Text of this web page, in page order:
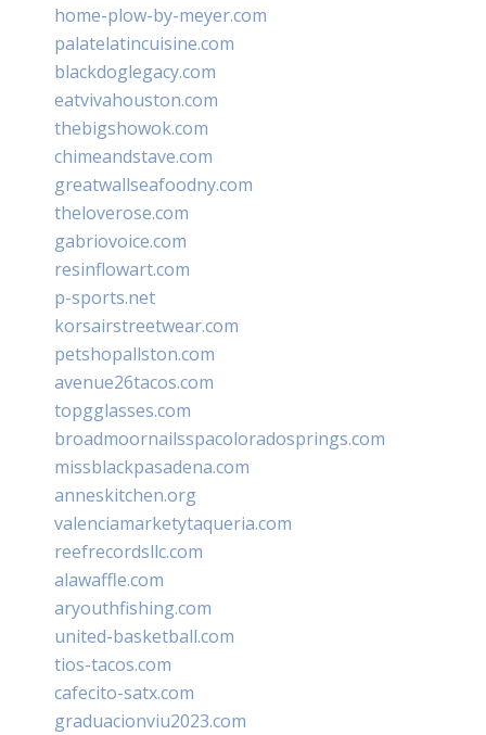
home-plow-by-meyer.com
palatelatincuisine.com
blackdoglegacy.com
eatvivahouston.com
thebigshowok.com
chimeandstave.com
greatwallseafoodny.com
theloverose.com
gabriovoice.com
resinflowart.com
p-sports.net
korsairstreetwear.com
petshopallston.com
avenue26tacos.com
topgglasses.com
broadmoornailsspacoloradosprings.com
missblackpasadena.com
anneskitchen.org
valenciamarketytaqueria.com
reefrecordsllc.com
alawaffle.com
aryouthfishing.com
united-basketball.com
tios-tacos.com
cafecito-satx.com
graduacionviu2023.com